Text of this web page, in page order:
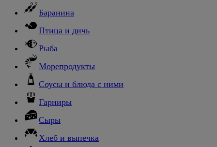
Баранина
Птица и дичь
Рыба
Морепродукты
Соусы и блюда с ними
Гарниры
Сыры
Хлеб и выпечка